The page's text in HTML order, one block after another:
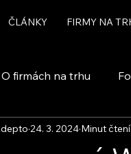
ČLÁNKY FIRMY NA
O firmách na trhu
Chytrá
24. 3. 2024 Minut